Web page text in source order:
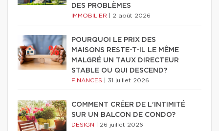
DES PROBLÈMES
IMMOBILIER 2 août 2026
POURQUOI LE PRIX DES
MAISONS RESTE-T-IL LE MÊME
MALGRÉ UN TAUX DIRECTEUR
STABLE OU QUI DESCEND?
FINANCES 31 juillet 2026
COMMENT CRÉER DE L'INTIMITÉ
SUR UN BALCON DE CONDO?
DESIGN 26 juillet 2026